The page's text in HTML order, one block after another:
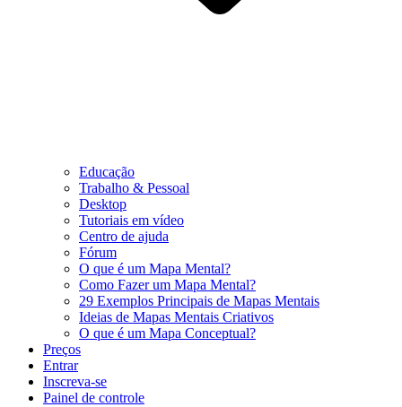
Educação
Trabalho & Pessoal
Desktop
Tutoriais em vídeo
Centro de ajuda
Fórum
O que é um Mapa Mental?
Como Fazer um Mapa Mental?
29 Exemplos Principais de Mapas Mentais
Ideias de Mapas Mentais Criativos
O que é um Mapa Conceptual?
Preços
Entrar
Inscreva-se
Painel de controle